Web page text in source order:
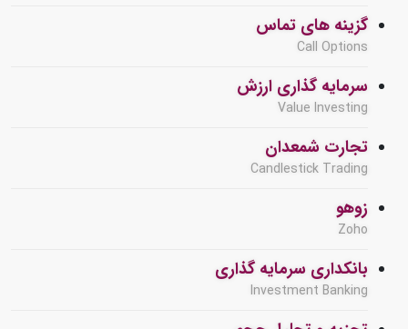
گزینه های تماس
Call Options
سرمایه گذاری ارزش
Value Investing
تجارت شمعدان
Candlestick Trading
زوهو
Zoho
بانکداری سرمایه گذاری
Investment Banking